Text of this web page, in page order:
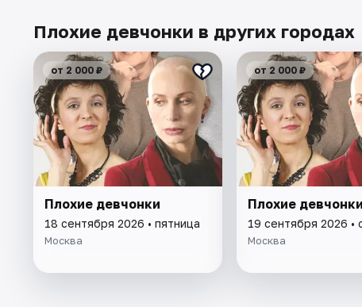
Плохие девчонки в других городах
от 2 000 ₽
Плохие девчонки
18 сентября 2026 • пятница
Москва
от 2 000 ₽
Плохие девчонки
19 сентября 2026 •
Москва